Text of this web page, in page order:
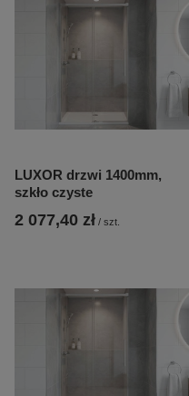
LUXOR drzwi 1400mm,
szkło czyste
2 077,40 zł / szt.